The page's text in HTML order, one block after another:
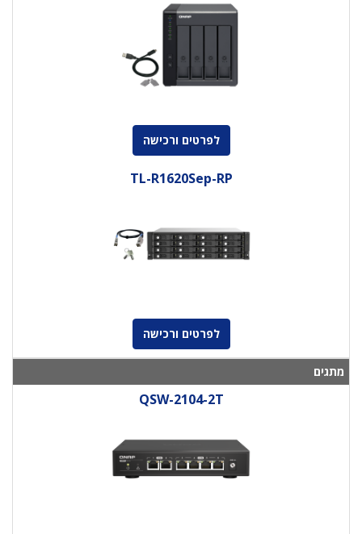
לפרטים ורכישה
TL-R1620Sep-RP
לפרטים ורכישה
מתגים
QSW-2104-2T